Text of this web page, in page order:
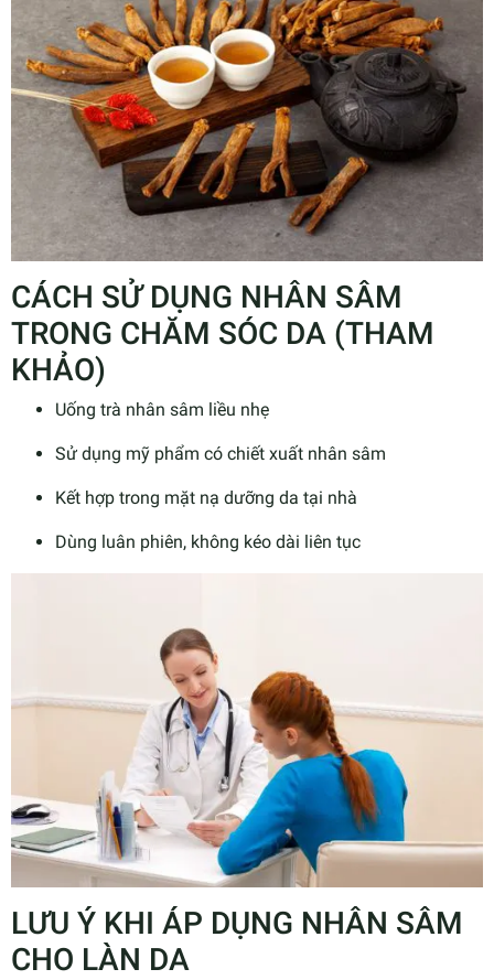
CÁCH SỬ DỤNG NHÂN SÂM
TRONG CHĂM SÓC DA (THAM
KHẢO)
Uống trà nhân sâm liều nhẹ
Sử dụng mỹ phẩm có chiết xuất nhân sâm
Kết hợp trong mặt nạ dưỡng da tại nhà
Dùng luân phiên, không kéo dài liên tục
LƯU Ý KHI ÁP DỤNG NHÂN SÂM
CHO LÀN DA